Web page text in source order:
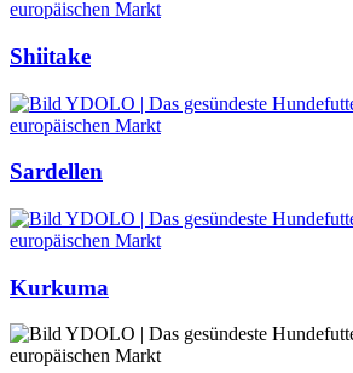
Shiitake
Sardellen
Kurkuma